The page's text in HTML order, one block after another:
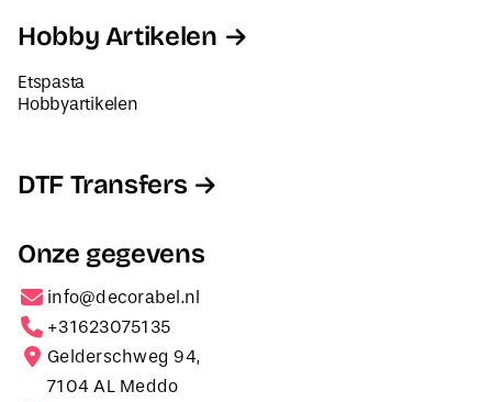
Hobby Artikelen
Etspasta
Hobbyartikelen
DTF Transfers
Onze gegevens
info@decorabel.nl
+31623075135
Gelderschweg 94,
7104 AL Meddo